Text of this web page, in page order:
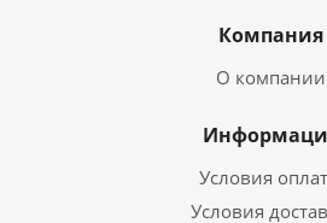
Компания
О компании
Условия
Условия